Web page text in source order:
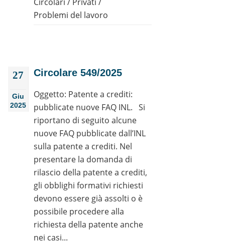
Problemi del lavoro
27
Giu
2025
Circolare 549/2025
Oggetto: Patente a crediti:
pubblicate nuove FAQ INL. Si
riportano di seguito alcune
nuove FAQ pubblicate dall’INL
sulla patente a crediti. Nel
presentare la domanda di
rilascio della patente a crediti,
gli obblighi formativi richiesti
devono essere già assolti o è
possibile procedere alla
richiesta della patente anche
nei casi...